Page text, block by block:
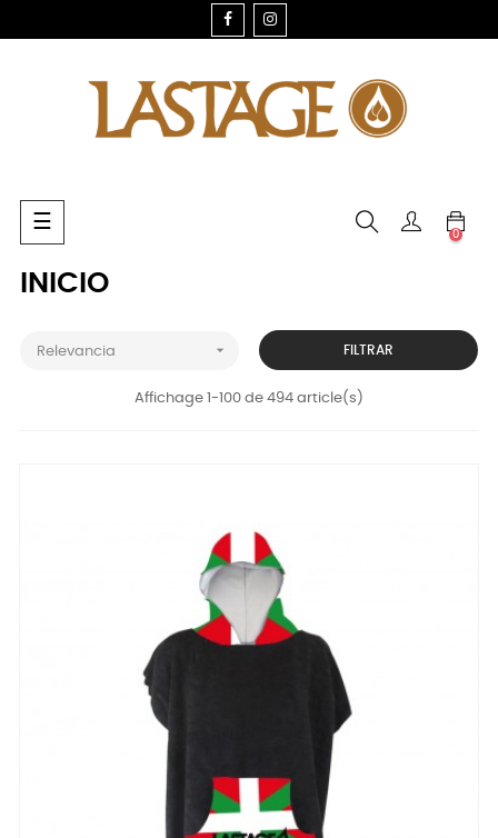
FACEBOOK
Navegación
de
☰
0
INICIO
Relevancia  FILTRAR
Affichage 1-100 de 494 article(s)